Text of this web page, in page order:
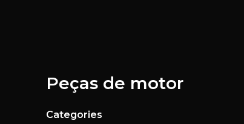
Peças de motor
Categories